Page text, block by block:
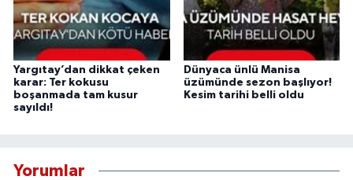
Yargıtay’dan dikkat çeken
karar: Ter kokusu
boşanmada tam kusur
sayıldı!
Dünyaca ünlü Manisa
üzümünde sezon başlıyor!
Kesim tarihi belli oldu
Yorumlar